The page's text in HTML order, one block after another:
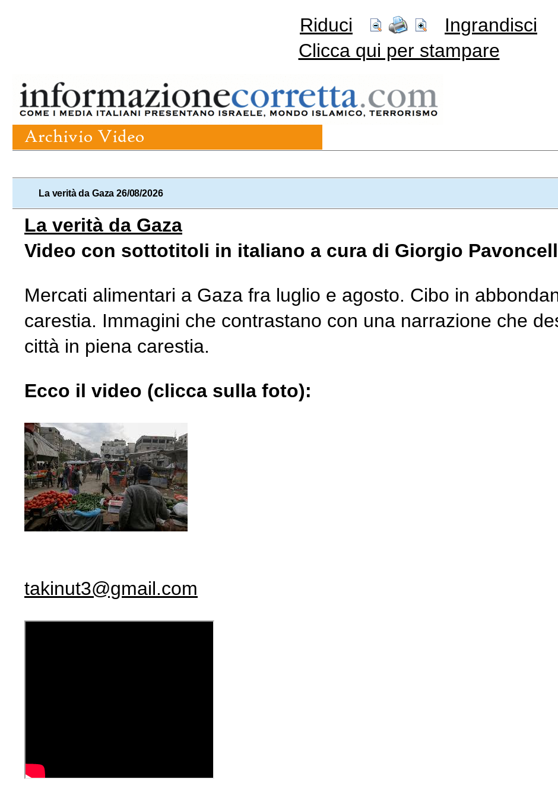
Riduci
Ingrandisci
Clicca qui per stampare
La verità da Gaza 26/08/2026
La verità da Gaza
Video con sottotitoli in italiano a cura di Giorgio
Mercati alimentari a Gaza fra luglio e agosto. Cibo in
carestia. Immagini che contrastano con una narrazione che
città in piena carestia.
Ecco il video (clicca sulla foto):
takinut3@gmail.com